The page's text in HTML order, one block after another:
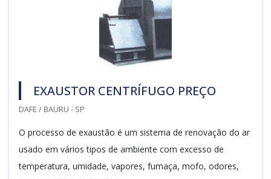
EXAUSTOR CENTRÍFUGO PREÇO
DAFE / BAURU - SP
O processo de exaustão é um sistema de renovação do ar
usado em vários tipos de ambiente com excesso de
temperatura, umidade, vapores, fumaça, mofo, odores,